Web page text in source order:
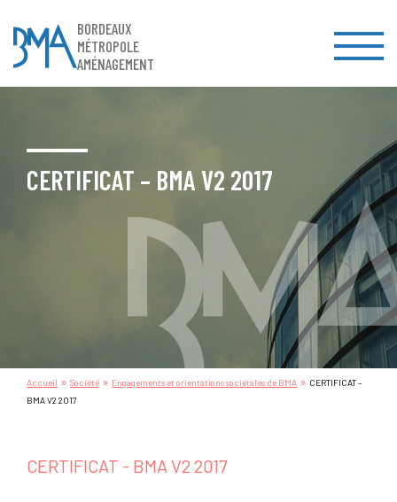
BORDEAUX
MÉTROPOLE
AMÉNAGEMENT
CERTIFICAT – BMA V2 2017
Accueil » Société » Engagements et orientations sociétales de BMA » CERTIFICAT –
BMA V2 2017
CERTIFICAT - BMA V2 2017